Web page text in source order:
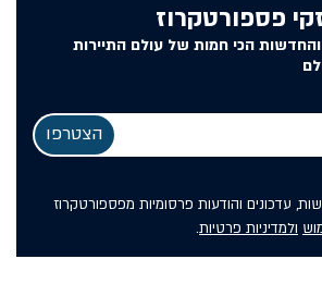
פספורטקרוז
הכי חמות של עולם התיירות
עדכונים והודעות פרסומיות מפספורטקרוז
ולמדיניות פרטיות.